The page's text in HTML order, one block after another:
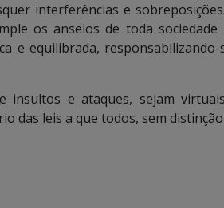
interferências e
os anseios de toda sociedade
e equilibrada, responsabilizando-
insultos e ataques, sejam
das leis a que todos, sem